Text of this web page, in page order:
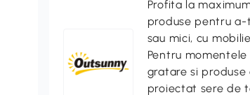
Profita la
produse pentru
sau mici, cu
Pentru
gratare si
proiectat sere de